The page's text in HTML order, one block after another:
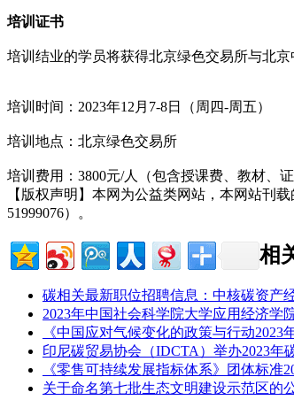
培训证书
培训结业的学员将获得北京绿色交易所与北
培训时间：2023年12月7-8日（周四-周五）
培训地点：北京绿色交易所
培训费用：3800元/人（包含授课费、教材、
【版权声明】本网为公益类网站，本网站刊
51999076）。
相
碳相关最新职位招聘信息：中核碳资产
2023年中国社会科学院大学应用经济学
《中国应对气候变化的政策与行动
印尼碳贸易协会（IDCTA）举办2023年
《零售可持续发展指标体系》团体标准
关于命名第七批生态文明建设示范区的